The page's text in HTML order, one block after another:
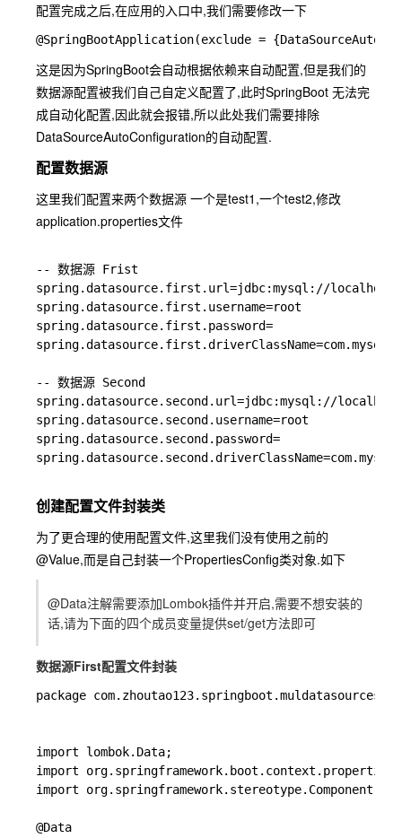
配置完成之后,在应用的入口中,我们需要修改一下
这是因为SpringBoot会自动根据依赖来自动配置,但是我们的
数据源配置被我们自己自定义配置了,此时SpringBoot 无法完
成自动化配置,因此就会报错,所以此处我们需要排除
DataSourceAutoConfiguration的自动配置.
配置数据源
这里我们配置来两个数据源 一个是test1,一个test2,修改
application.properties文件
-- 数据源 Frist
spring.datasource.first.url=jdbc:mysql://
spring.datasource.first.username=root
spring.datasource.first.password=
-- 数据源 Second
spring.datasource.second.url=jdbc:mysql://
spring.datasource.second.username=root
spring.datasource.second.password=
创建配置文件封装类
为了更合理的使用配置文件,这里我们没有使用之前的
@Value,而是自己封装一个PropertiesConfig类对象.如下
@Data注解需要添加Lombok插件并开启,需要不想安装的
话,请为下面的四个成员变量提供set/get方法即可
数据源First配置文件封装
package
import lombok.Data;
import
import org.springframework.stereotype.Component;
@Data